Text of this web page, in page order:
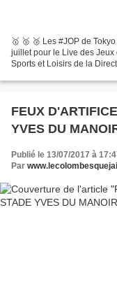
🥇 🥈 🥉 Les #JOP de
juillet pour le Live des Jeux
Sports et Loisirs de la
FEUX D'ARTIFICE A
YVES DU
Publié le 13/07/2017 à
Par